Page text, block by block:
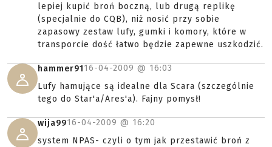
lepiej kupić broń boczną, lub drugą replikę
(specjalnie do CQB), niż nosić przy sobie
zapasowy zestaw lufy, gumki i komory, które w
transporcie dość łatwo będzie zapewne uszkodzić.
hammer9116-04-2009 @ 16:03
Lufy hamujące są idealne dla Scara (szczególnie
tego do Star'a/Ares'a). Fajny pomysł!
wija9916-04-2009 @ 16:20
system NPAS- czyli o tym jak przestawić broń z